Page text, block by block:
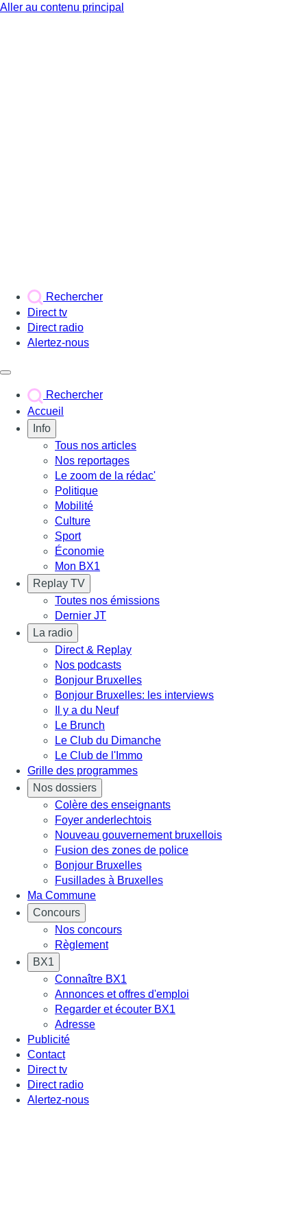
Aller au contenu principal
Rechercher
Direct tv
Direct radio
Alertez-nous
Rechercher
Accueil
Info
Tous nos articles
Nos reportages
Le zoom de la rédac'
Politique
Mobilité
Culture
Sport
Économie
Mon BX1
Replay TV
Toutes nos émissions
Dernier JT
La radio
Direct & Replay
Nos podcasts
Bonjour Bruxelles
Bonjour Bruxelles: les interviews
Il y a du Neuf
Le Brunch
Le Club du Dimanche
Le Club de l'Immo
Grille des programmes
Nos dossiers
Colère des enseignants
Foyer anderlechtois
Nouveau gouvernement bruxellois
Fusion des zones de police
Bonjour Bruxelles
Fusillades à Bruxelles
Ma Commune
Concours
Nos concours
Règlement
BX1
Connaître BX1
Annonces et offres d'emploi
Regarder et écouter BX1
Adresse
Publicité
Contact
Direct tv
Direct radio
Alertez-nous